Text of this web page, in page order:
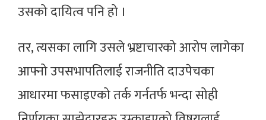
उसको दायित्व पनि हो ।
तर, त्यसका लागि उसले भ्रष्टाचारको आरोप लागेका
आफ्नो उपसभापतिलाई राजनीति दाउपेचका
आधारमा फसाइएको तर्क गर्नतर्फ भन्दा सोही